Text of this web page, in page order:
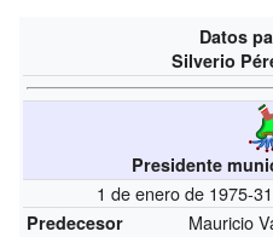
Datos
Silverio
Presidente
1 de enero de 1975-
Predecesor Mauricio